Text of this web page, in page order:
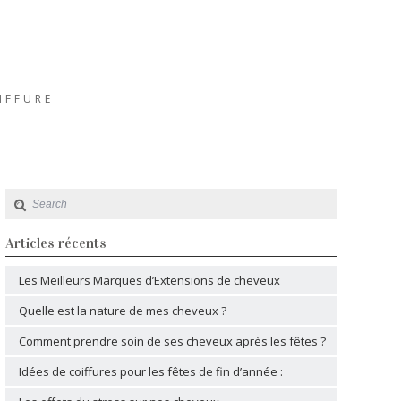
Articles récents
Les Meilleurs Marques d’Extensions de cheveux
Quelle est la nature de mes cheveux ?
Comment prendre soin de ses cheveux après les fêtes ?
Idées de coiffures pour les fêtes de fin d’année :